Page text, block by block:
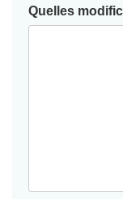
Quelles